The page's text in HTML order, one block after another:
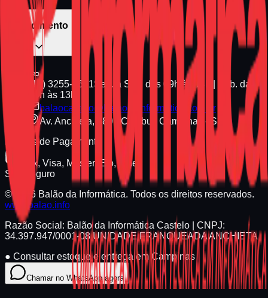
Atendimento
(19) 3255-1661Seg. a Sex. das 09h às 18h | Sáb. das
09h às 13h
balaocastelo@balaodainformatica.com.br
Av. Anchieta, 789 - Cambuí, Campinas - SP
Formas de Pagamento
Pix, Visa, Master, Elo, Amex
Site Seguro
© 2026 Balão da Informática. Todos os direitos reservados.
www.balao.info
Razão Social: Balão da Informática Castelo | CNPJ:
34.397.947/0001-08UNIDADE FRANQUEADA ANCHIETA
● Consultar estoque e entrega em Campinas
Chamar no WhatsApp agora